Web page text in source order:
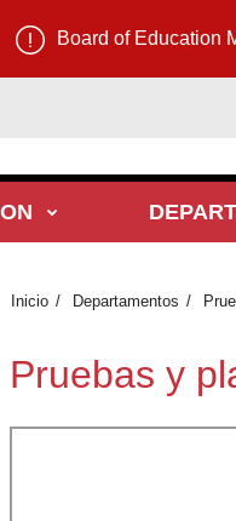
Board of Education
Inicio Departamentos
Pruebas y